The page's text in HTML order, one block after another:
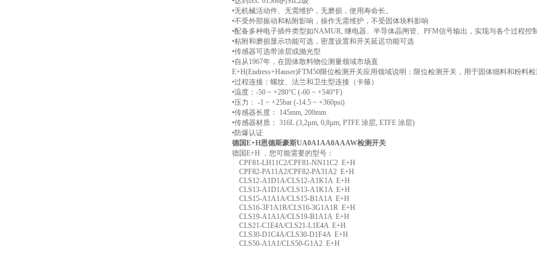
•无机械活动件、无需维护，无磨损，使用寿命长。
•不受外部振动和粘附影响，操作无需维护，不受固体块料影响
•配备多种电子插件类型如NAMUR, 继电器、半导体晶闸管、PFM信号输出，实现与各个过程控
•粘附和磨损显示功能可选，密度设置和开关延迟功能可选
•传感器可选带涂层或抛光型
•自从1967年，在固体散料物位测量领域市场直
E+H(Endress+Hauser)FTM50限位检测开关应用领域说明：限位检测开关，用于固体细料和粉料检
•过程连接：螺纹、法兰和卫生型连接（卡箍）
•温度：-50 ~ +280°C (-60 ~ +540°F)
•压力： -1 ~ +25bar (-14.5 ~ +360psi)
•传感器长度： 145mm, 200mm
•传感器材质： 316L (3,2µm, 0,8µm, PTFE 涂层, ETFE 涂层)
•防爆认证
德国E+H恩德斯豪斯UA0A1AA0AAAW检测开关
德国E+H ，您可能需要的型号：
CPF81-LH11C2/CPF81-NN11C2 E+H
CPF82-PA11A2/CPF82-PA31A2 E+H
CLS12-A1D1A/CLS12-A1K1A E+H
CLS13-A1D1A/CLS13-A1K1A E+H
CLS15-A1A1A/CLS15-B1A1A E+H
CLS16-3F1A1R/CLS16-3G1A1R E+H
CLS19-A1A1A/CLS19-B1A1A E+H
CLS21-C1E4A/CLS21-L1E4A E+H
CLS30-D1C4A/CLS30-D1F4A E+H
CLS50-A1A1/CLS50-G1A2 E+H